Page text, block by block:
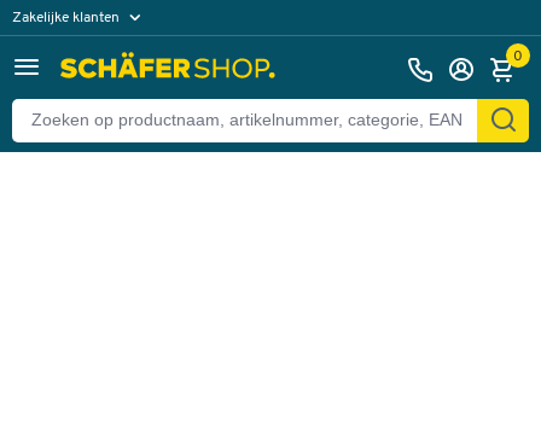
Zakelijke klanten
Particuliere klanten 0
Terug